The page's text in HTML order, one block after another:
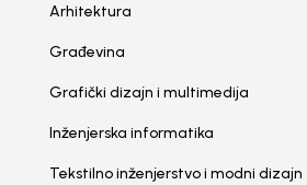
Arhitektura
Građevina
Grafički dizajn i multimedija
Inženjerska informatika
Tekstilno inženjerstvo i modni dizajn